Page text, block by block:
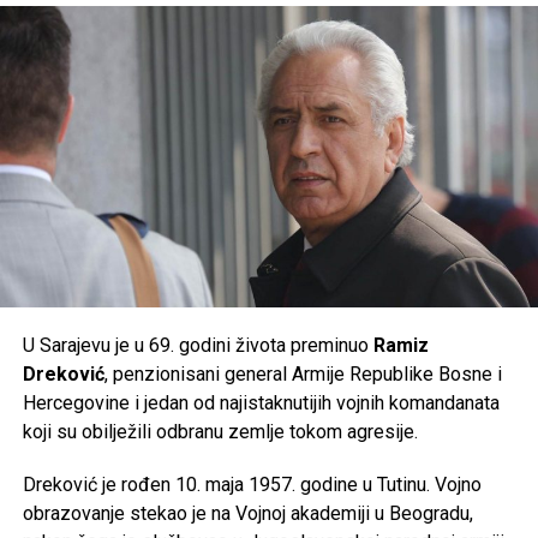
prate preporuke nadležnih službi, jer će naredni dani
donijeti ekstremne ljetne vrućine kakve se rijetko bilježe.
Share
Share
U Sarajevu je u 69. godini života preminuo Ramiz
Dreković, penzionisani general Armije Republike Bosne i
Hercegovine i jedan od najistaknutijih vojnih komandanata
koji su obilježili odbranu zemlje tokom agresije.
Dreković je rođen 10. maja 1957. godine u Tutinu. Vojno
obrazovanje stekao je na Vojnoj akademiji u Beogradu,